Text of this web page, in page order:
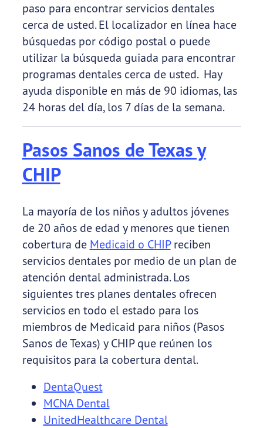
paso para encontrar servicios dentales
cerca de usted. El localizador en línea hace
búsquedas por código postal o puede
utilizar la búsqueda guiada para encontrar
programas dentales cerca de usted. Hay
ayuda disponible en más de 90 idiomas, las
24 horas del día, los 7 días de la semana.
Pasos Sanos de Texas y
CHIP
La mayoría de los niños y adultos jóvenes
de 20 años de edad y menores que tienen
cobertura de Medicaid o CHIPreciben
servicios dentales por medio de un plan de
atención dental administrada. Los
siguientes tres planes dentales ofrecen
servicios en todo el estado para los
miembros de Medicaid para niños (Pasos
Sanos de Texas) y CHIP que reúnen los
requisitos para la cobertura dental.
DentaQuest
MCNA Dental
UnitedHealthcare Dental